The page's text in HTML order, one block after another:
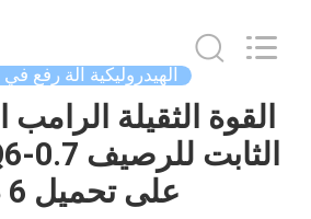
منزل
AUTOPARTS
CO.,LIMITED.
الهيدروليكية آلة رفع في
القوة الثقيلة الرامب
على تحميل 6 طن